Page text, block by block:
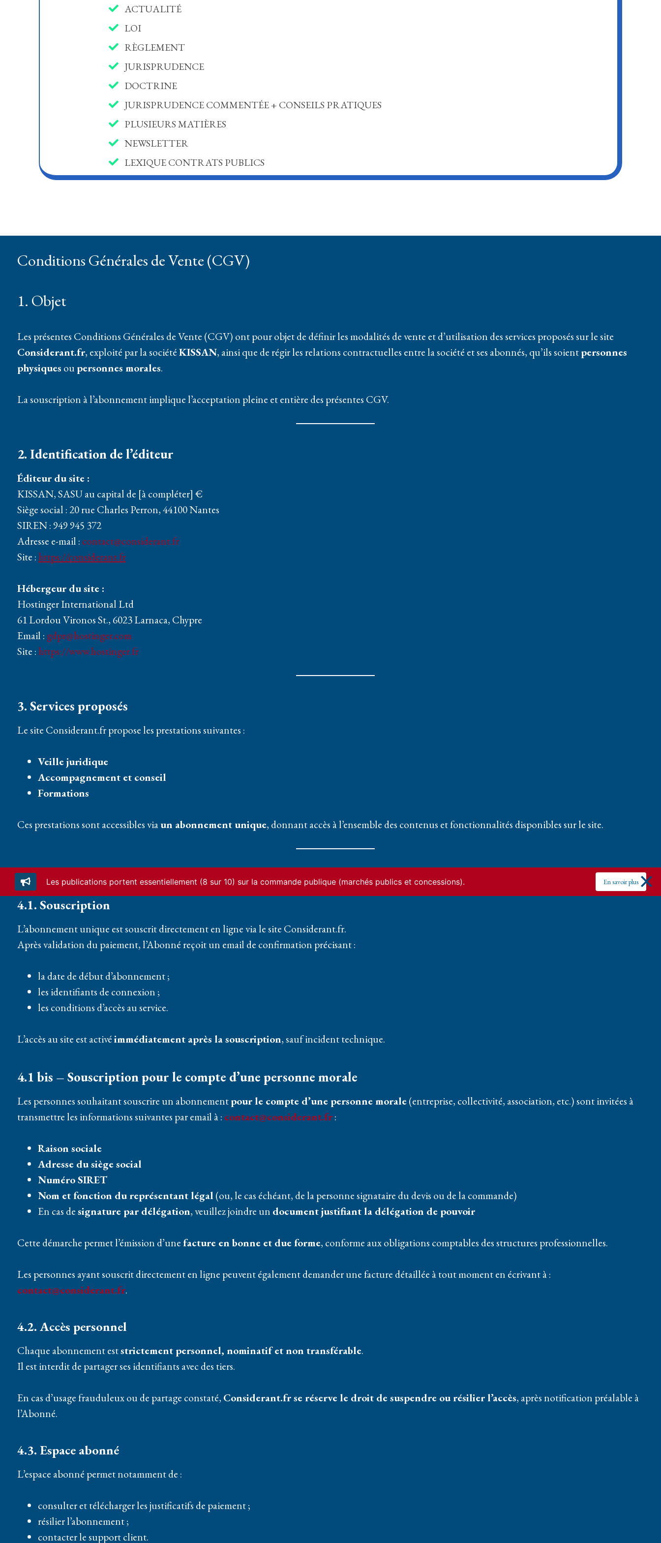
ACTUALITÉ
LOI
RÈGLEMENT
JURISPRUDENCE
DOCTRINE
JURISPRUDENCE COMMENTÉE + CONSEILS PRATIQUES
PLUSIEURS MATIÈRES
NEWSLETTER
LEXIQUE CONTRATS PUBLICS
Conditions Générales de Vente (CGV)
1. Objet
Les présentes Conditions Générales de Vente (CGV) ont pour objet de définir les modalités de vente et d’utilisation des services proposés sur le site
Considerant.fr, exploité par la sociétéKISSAN, ainsi que de régir les relations contractuelles entre la société et ses abonnés, qu’ils soientpersonnes
physiques oupersonnes morales.
La souscription à l’abonnement implique l’acceptation pleine et entière des présentes CGV.
2. Identification de l’éditeur
Éditeur du site :
KISSAN, SASU au capital de [à compléter] €
Siège social : 20 rue Charles Perron, 44100 Nantes
SIREN : 949 945 372
Adresse e-mail : contact@considerant.fr
Site :https://considerant.fr
Hébergeur du site :
Hostinger International Ltd
61 Lordou Vironos St., 6023 Larnaca, Chypre
Email : gdpr@hostinger.com
Site :https://www.hostinger.fr
3. Services proposés
Le site Considerant.fr propose les prestations suivantes :
Veille juridique
Accompagnement et conseil
Formations
Ces prestations sont accessibles viaun abonnement unique, donnant accès à l’ensemble des contenus et fonctionnalités disponibles sur le site.
4. Abonnement unique – Modalités d’accès
4.1. Souscription
L’abonnement unique est souscrit directement en ligne via le site Considerant.fr.
Après validation du paiement, l’Abonné reçoit un email de confirmation précisant :
la date de début d’abonnement ;
les identifiants de connexion ;
les conditions d’accès au service.
L’accès au site est activéimmédiatement après la souscription, sauf incident technique.
4.1 bis – Souscription pour le compte d’une personne morale
Les personnes souhaitant souscrire un abonnementpour le compte d’une personne morale(entreprise, collectivité, association, etc.) sont invitées à
transmettre les informations suivantes par email à : contact@considerant.fr:
Raison sociale
Adresse du siège social
Numéro SIRET
Nom et fonction du représentant légal (ou, le cas échéant, de la personne signataire du devis ou de la commande)
En cas designature par délégation, veuillez joindre un document justifiant la délégation de pouvoir
Cette démarche permet l’émission d’unefacture en bonne et due forme, conforme aux obligations comptables des structures professionnelles.
Les personnes ayant souscrit directement en ligne peuvent également demander une facture détaillée à tout moment en écrivant à :
contact@considerant.fr.
4.2. Accès personnel
Chaque abonnement eststrictement personnel, nominatif et non transférable.
Il est interdit de partager ses identifiants avec des tiers.
En cas d’usage frauduleux ou de partage constaté, Considerant.fr se réserve le droit de suspendre ou résilier l’accès, après notification préalable à
l’Abonné.
4.3. Espace abonné
L’espace abonné permet notamment de :
consulter et télécharger les justificatifs de paiement ;
résilier l’abonnement ;
contacter le support client.
Les publications portent essentiellement (8 sur 10) sur la commande publique (marchés publics et concessions). En savoir plus